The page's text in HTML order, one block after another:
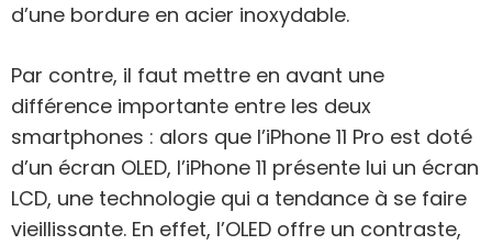
d’une bordure en acier inoxydable.
Par contre, il faut mettre en avant une
différence importante entre les deux
smartphones : alors que l’iPhone 11 Pro est doté
d’un écran OLED, l’iPhone 11 présente lui un écran
LCD, une technologie qui a tendance à se faire
vieillissante. En effet, l’OLED offre un contraste,